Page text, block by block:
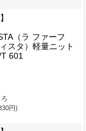
（ラ ファーフ
スタ）軽量ニット
601
円)